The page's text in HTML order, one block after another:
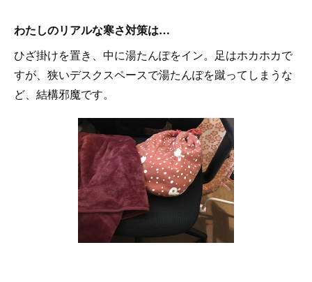
わたしのリアルな寒さ対策は…
ひざ掛けを置き、中に湯たんぽをイン。足はホカホカで
すが、狭いデスクスペースで湯たんぽを蹴ってしまうな
ど、結構邪魔です。